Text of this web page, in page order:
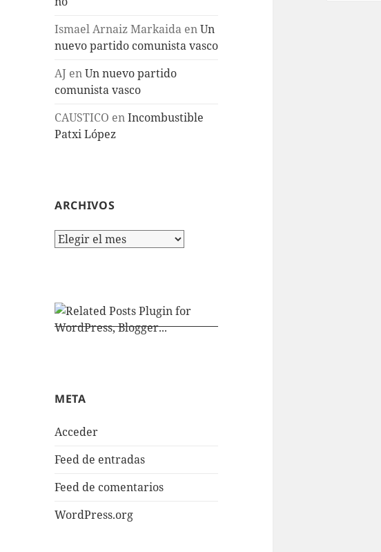
Ismael Arnaiz Markaida enUn
nuevo partido comunista vasco
AJ enUn nuevo partido
comunista vasco
CAUSTICO enIncombustible
Patxi López
ARCHIVOS
Archivos
META
Acceder
Feed de entradas
Feed de comentarios
WordPress.org